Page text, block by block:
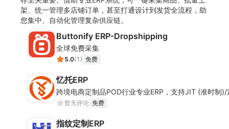
架、统一管理多店铺订单，甚至打通设计到发货全流程，助
您集中、自动化管理复杂供应链。
Buttonify ERP-Dropshipping
全球免费采集
5.0(1 ) 免费
忆托ERP
跨境电商定制品POD行业专业ERP，支持JIT (准时制
暂无评论 免费
指纹定制ERP